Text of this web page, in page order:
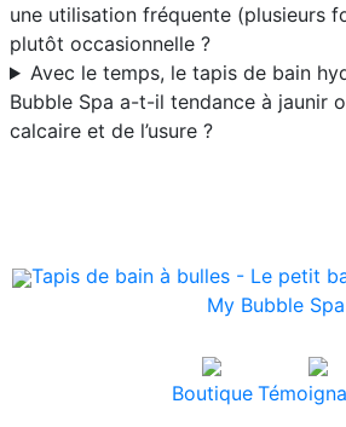
une utilisation fréquente (plusieurs
plutôt occasionnelle ?
Avec le temps, le tapis de bain
Bubble Spa a-t-il tendance à jaunir
calcaire et de l’usure ?
Tapis de bain à bulles - Le petit
My Bubble Spa
Boutique